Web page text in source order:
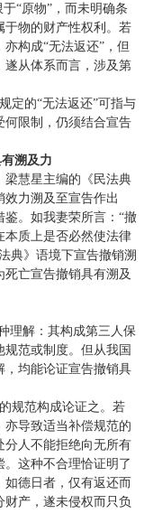
“原物”，而未明确条
于物的财产性权利。若
构成“无法返还”，但
遂从体系而言，涉及第
定的“无法返还”可指与
何限制，仍须结合宣告
溯及力
梁慧星主编的《民法典
效力溯及至宣告作出
。如我妻荣所言：“撤
本质上是否必然使法律
典》语境下宣告撤销溯
亡宣告撤销具有溯及
理解：其构成第三人保
范或制度。但从我国
，均能论证宣告撤销具
规范构成论证之。若
导致适当补偿规范的
分人不能拒绝向无所有
这种不合理恰证明了
如德日者，仅有返还而
产，遂未侵权而只负